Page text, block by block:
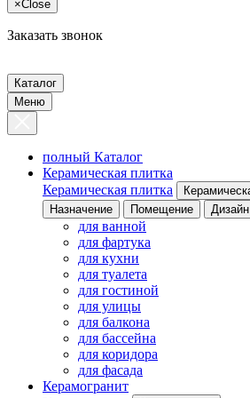
×Close
Заказать звонок
Каталог
Меню
полный Каталог
Керамическая плитка
Керамическая плитка
Назначение
Помещение Дизайн
для ванной
для фартука
для кухни
для туалета
для гостиной
для улицы
для балкона
для бассейна
для коридора
для фасада
Керамогранит